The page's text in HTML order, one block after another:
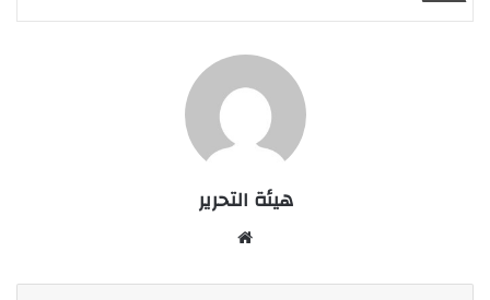
هيئة التحرير